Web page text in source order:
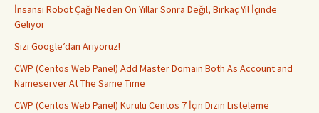
İnsansı Robot Çağı Neden On Yıllar Sonra Değil, Birkaç Yıl İçinde
Geliyor
Sizi Google’dan Arıyoruz!
CWP (Centos Web Panel) Add Master Domain Both As Account and
Nameserver At The Same Time
CWP (Centos Web Panel) Kurulu Centos 7 İçin Dizin Listeleme